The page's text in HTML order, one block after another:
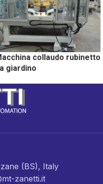
collaudo rubinetto
giardino
(BS), Italy
zanetti.it